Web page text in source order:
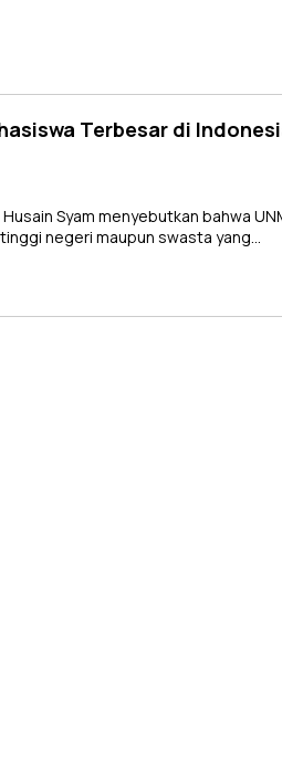
Terbesar di
Syam menyebutkan bahwa
negeri maupun swasta yang…